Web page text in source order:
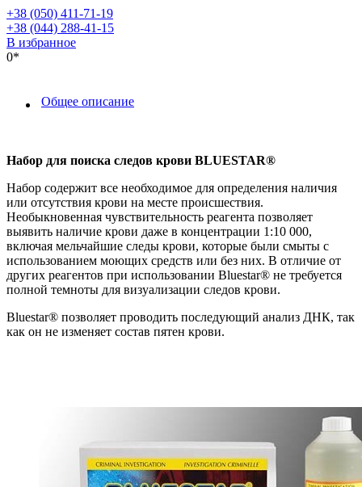
+38 (050) 411-71-19
+38 (044) 288-41-15
В избранное
0*
Общее описание
Набор для поиска следов крови BLUESTAR®
Набор содержит все необходимое для определения наличия
или отсутствия крови на месте происшествия.
Необыкновенная чувствительность реагента позволяет
выявить наличие крови даже в концентрации 1:10 000,
включая мельчайшие следы крови, которые были смыты с
использованием моющих средств или без них. В отличие от
других реагентов при использовании Bluestar® не требуется
полной темноты для визуализации следов крови.
Bluestar® позволяет проводить последующий анализ ДНК, так
как он не изменяет состав пятен крови.